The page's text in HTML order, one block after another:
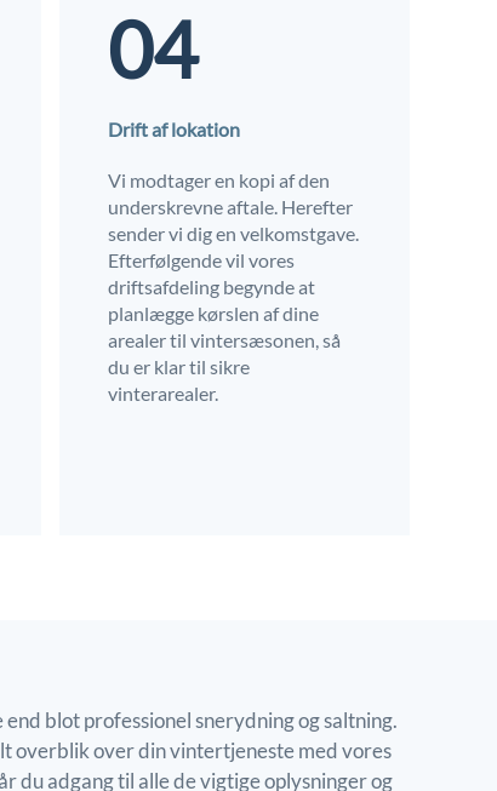
04
Drift af lokation
Vi modtager en kopi af den
underskrevne aftale. Herefter
sender vi dig en velkomstgave.
Efterfølgende vil vores
driftsafdeling begynde at
planlægge kørslen af dine
arealer til vintersæsonen, så
du er klar til sikre
vinterarealer.
blot professionel snerydning og saltning.
overblik over din vintertjeneste med vores
du adgang til alle de vigtige oplysninger og